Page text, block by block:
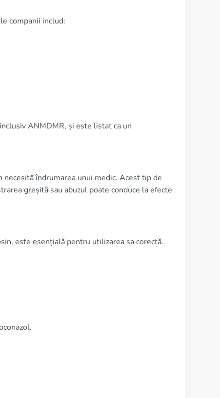
companii includ:
ANMDMR, și este listat ca un
îndrumarea unui medic. Acest tip de
greșită sau abuzul poate conduce la efecte
este esențială pentru utilizarea sa corectă.